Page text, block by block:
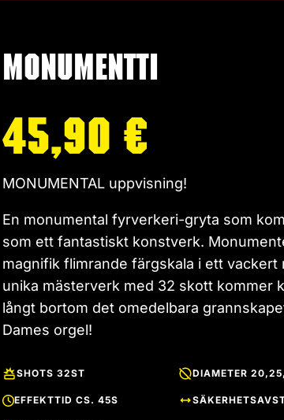
Monumentti
45,90 €
MONUMENTAL uppvisning!
En monumental fyrverkeri-gryta som
som ett fantastiskt konstverk.
magnifik flimrande färgskala i ett vackert
unika mästerverk med 32 skott kommer
långt bortom det omedelbara
Dames orgel!
SHOTS 32ST DIAMETER
EFFEKTTID CS. 45S